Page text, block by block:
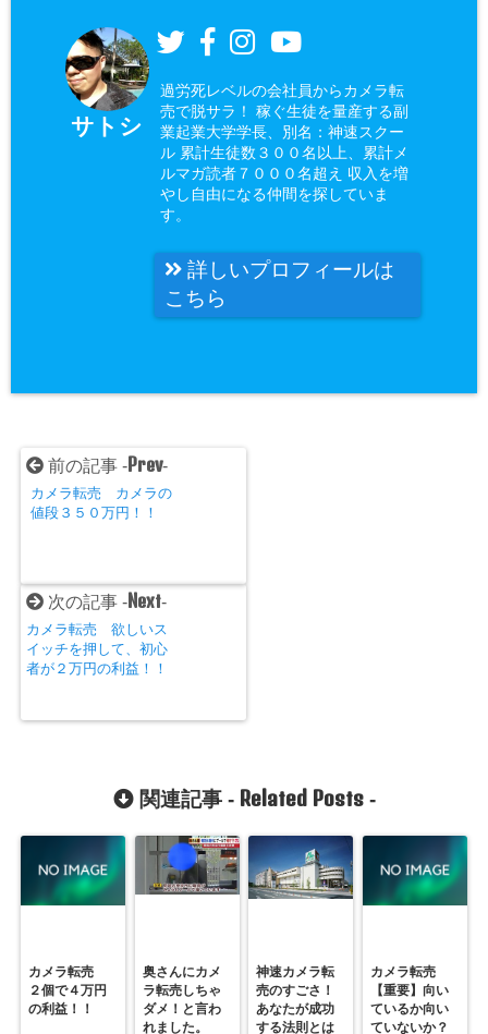
サトシ
過労死レベルの会社員からカメラ転
売で脱サラ！ 稼ぐ生徒を量産する副
業起業大学学長、別名：神速スクー
ル 累計生徒数３００名以上、累計メ
ルマガ読者７０００名超え 収入を増
やし自由になる仲間を探していま
す。
詳しいプロフィールは
こちら
前の記事 - Prev-
カメラ転売 カメラの
値段３５０万円！！
次の記事 - Next-
カメラ転売 欲しいス
イッチを押して、初心
者が２万円の利益！！
関連記事 - Related Posts-
カメラ転売
２個で４万円
の利益！！
奥さんにカメ
ラ転売しちゃ
ダメ！と言わ
れました。
神速カメラ転
売のすごさ！
あなたが成功
する法則とは
カメラ転売
【重要】向い
ているか向い
ていないか？